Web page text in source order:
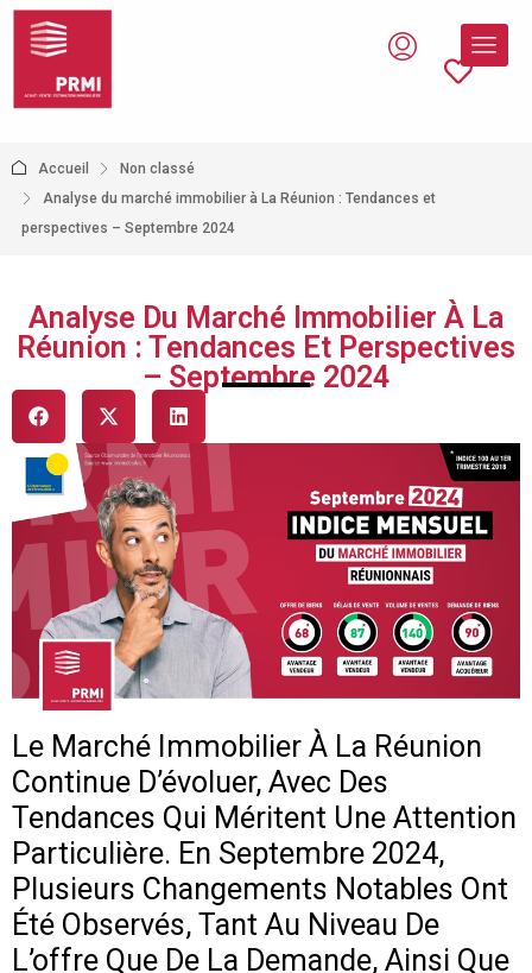
Accueil
Non classé
Analyse du marché immobilier à La Réunion : Tendances et
perspectives – Septembre 2024
Analyse Du Marché Immobilier À La
Réunion : Tendances Et Perspectives
– Septembre 2024
Le Marché Immobilier À La Réunion
Continue D’évoluer, Avec Des
Tendances Qui Méritent Une Attention
Particulière. En Septembre 2024,
Plusieurs Changements Notables Ont
Été Observés, Tant Au Niveau De
L’offre Que De La Demande, Ainsi Que